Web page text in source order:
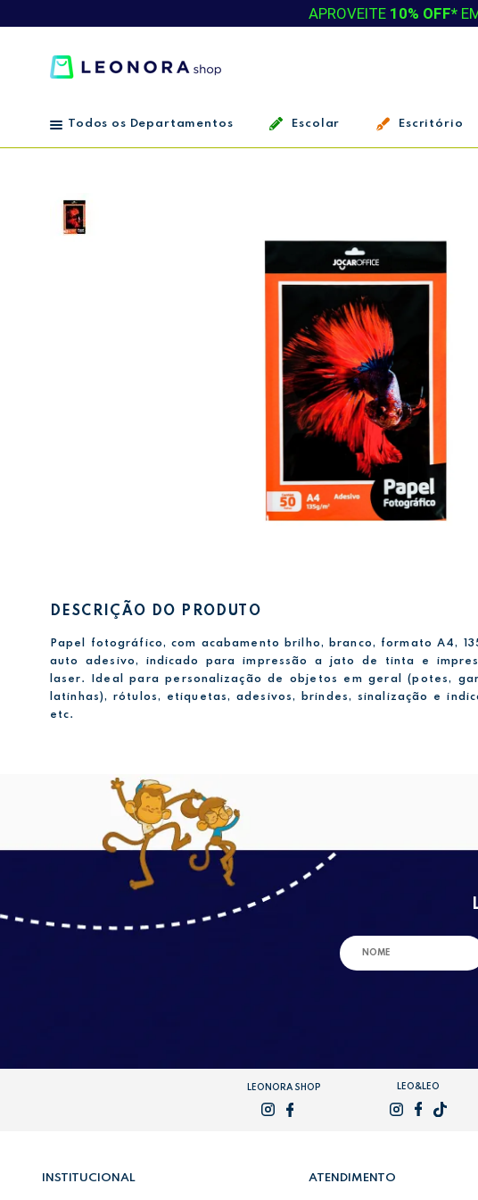
APROVEITE 10% OFF*
Todos os Departamentos Escolar Escritório
DESCRIÇÃO DO PRODUTO
Papel fotográfico, com acabamento brilho, branco, formato A4,
auto adesivo, indicado para impressão a jato de tinta e
laser. Ideal para personalização de objetos em geral (potes,
latinhas), rótulos, etiquetas, adesivos, brindes, sinalização e
etc.
LEONORA SHOP LEO&LEO
INSTITUCIONAL ATENDIMENTO